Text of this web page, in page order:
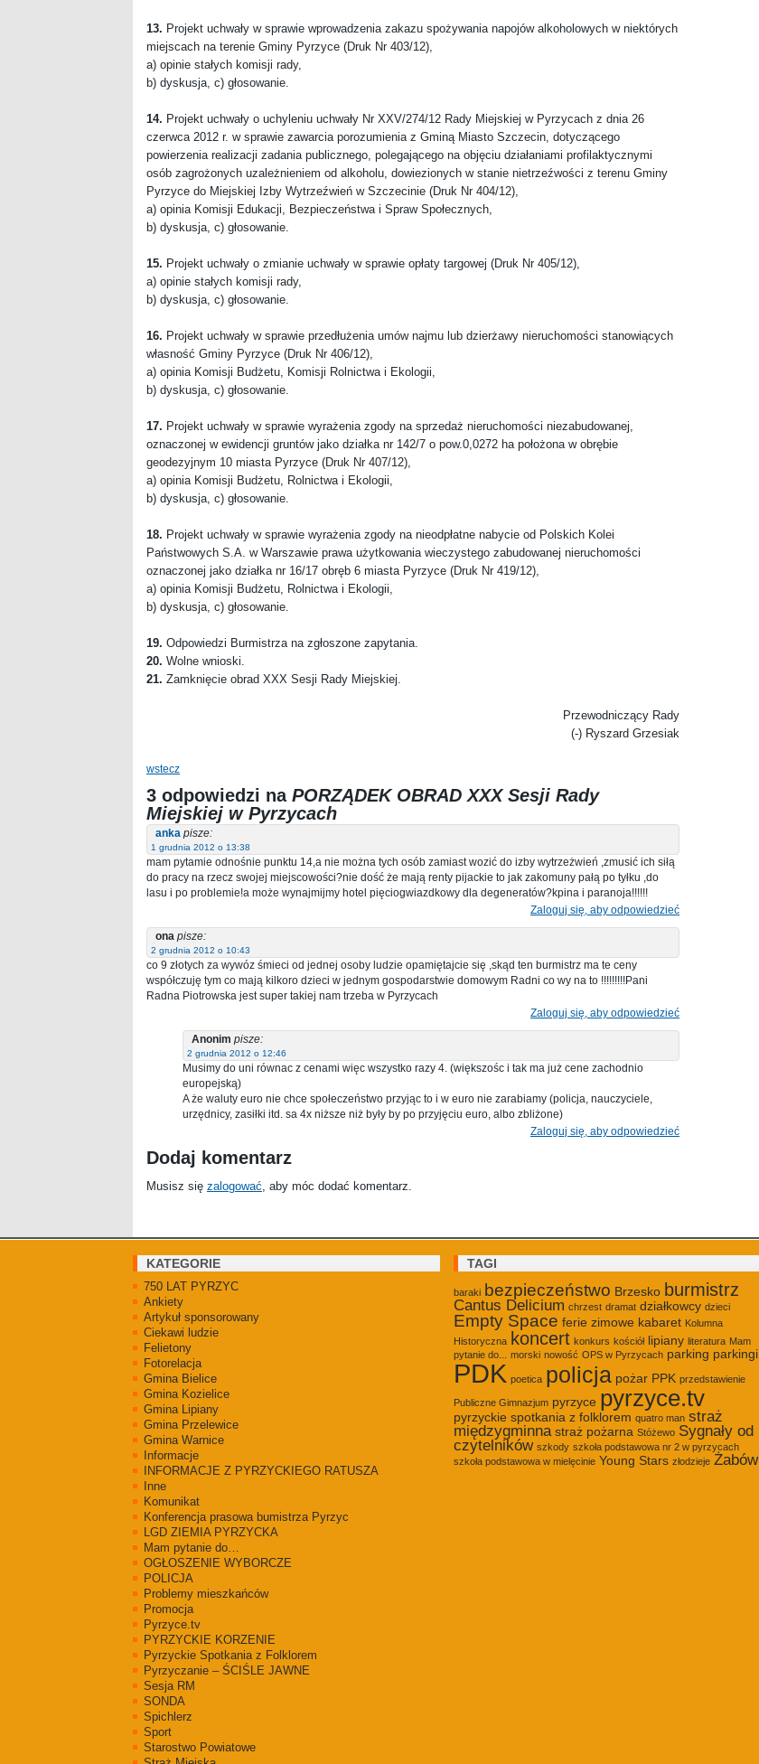
13. Projekt uchwały w sprawie wprowadzenia zakazu spożywania napojów alkoholowych w niektórych
miejscach na terenie Gminy Pyrzyce (Druk Nr 403/12),
a) opinie stałych komisji rady,
b) dyskusja, c) głosowanie.
14. Projekt uchwały o uchyleniu uchwały Nr XXV/274/12 Rady Miejskiej w Pyrzycach z dnia 26
czerwca 2012 r. w sprawie zawarcia porozumienia z Gminą Miasto Szczecin, dotyczącego
powierzenia realizacji zadania publicznego, polegającego na objęciu działaniami profilaktycznymi
osób zagrożonych uzależnieniem od alkoholu, dowiezionych w stanie nietrzeźwości z terenu Gminy
Pyrzyce do Miejskiej Izby Wytrzeźwień w Szczecinie (Druk Nr 404/12),
a) opinia Komisji Edukacji, Bezpieczeństwa i Spraw Społecznych,
b) dyskusja, c) głosowanie.
15. Projekt uchwały o zmianie uchwały w sprawie opłaty targowej (Druk Nr 405/12),
a) opinie stałych komisji rady,
b) dyskusja, c) głosowanie.
16. Projekt uchwały w sprawie przedłużenia umów najmu lub dzierżawy nieruchomości stanowiących
własność Gminy Pyrzyce (Druk Nr 406/12),
a) opinia Komisji Budżetu, Komisji Rolnictwa i Ekologii,
b) dyskusja, c) głosowanie.
17. Projekt uchwały w sprawie wyrażenia zgody na sprzedaż nieruchomości niezabudowanej,
oznaczonej w ewidencji gruntów jako działka nr 142/7 o pow.0,0272 ha położona w obrębie
geodezyjnym 10 miasta Pyrzyce (Druk Nr 407/12),
a) opinia Komisji Budżetu, Rolnictwa i Ekologii,
b) dyskusja, c) głosowanie.
18. Projekt uchwały w sprawie wyrażenia zgody na nieodpłatne nabycie od Polskich Kolei
Państwowych S.A. w Warszawie prawa użytkowania wieczystego zabudowanej nieruchomości
oznaczonej jako działka nr 16/17 obręb 6 miasta Pyrzyce (Druk Nr 419/12),
a) opinia Komisji Budżetu, Rolnictwa i Ekologii,
b) dyskusja, c) głosowanie.
19. Odpowiedzi Burmistrza na zgłoszone zapytania.
20. Wolne wnioski.
21. Zamknięcie obrad XXX Sesji Rady Miejskiej.
Przewodniczący Rady
(-) Ryszard Grzesiak
wstecz
3 odpowiedzi na PORZĄDEK OBRAD XXX Sesji Rady
Miejskiej w Pyrzycach
anka pisze:
1 grudnia 2012 o 13:38
mam pytamie odnośnie punktu 14,a nie można tych osób zamiast wozić do izby wytrzeżwień ,zmusić ich siłą
do pracy na rzecz swojej miejscowości?nie dość że mają renty pijackie to jak zakomuny pałą po tyłku ,do
lasu i po problemie!a może wynajmijmy hotel pięciogwiazdkowy dla degeneratów?kpina i paranoja!!!!!!
Zaloguj się, aby odpowiedzieć
ona pisze:
2 grudnia 2012 o 10:43
co 9 złotych za wywóz śmieci od jednej osoby ludzie opamiętajcie się ,skąd ten burmistrz ma te ceny
współczuję tym co mają kilkoro dzieci w jednym gospodarstwie domowym Radni co wy na to !!!!!!!!!Pani
Radna Piotrowska jest super takiej nam trzeba w Pyrzycach
Zaloguj się, aby odpowiedzieć
Anonim pisze:
2 grudnia 2012 o 12:46
Musimy do uni równac z cenami więc wszystko razy 4. (większośc i tak ma już cene zachodnio
europejską)
A że waluty euro nie chce społeczeństwo przyjąc to i w euro nie zarabiamy (policja, nauczyciele,
urzędnicy, zasiłki itd. sa 4x niższe niż były by po przyjęciu euro, albo zbliżone)
Zaloguj się, aby odpowiedzieć
Dodaj komentarz
Musisz się zalogować , aby móc dodać komentarz.
KATEGORIE
750 LAT PYRZYC
Ankiety
Artykuł sponsorowany
Ciekawi ludzie
Felietony
Fotorelacja
Gmina Bielice
Gmina Kozielice
Gmina Lipiany
Gmina Przelewice
Gmina Warnice
Informacje
INFORMACJE Z PYRZYCKIEGO RATUSZA
Inne
Komunikat
Konferencja prasowa bumistrza Pyrzyc
LGD ZIEMIA PYRZYCKA
Mam pytanie do…
OGŁOSZENIE WYBORCZE
POLICJA
Problemy mieszkańców
Promocja
Pyrzyce.tv
PYRZYCKIE KORZENIE
Pyrzyckie Spotkania z Folklorem
Pyrzyczanie – ŚCIŚLE JAWNE
Sesja RM
SONDA
Spichlerz
Sport
Starostwo Powiatowe
TAGI
baraki bezpieczeństwo Brzesko burmistrz
Cantus Delicium chrzest dramat działkowcy dzieci
Empty Space ferie zimowe kabaret Kolumna
Historyczna koncert konkurs kościół lipiany literatura Mam
pytanie do...
morski nowość OPS w Pyrzycach parking parkingi
PDK poetica policja pożar PPK przedstawienie
Publiczne Gimnazjum pyrzyce pyrzyce.tv
pyrzyckie spotkania z folklorem quatro man straż
międzygminna straż pożarna Stóżewo Sygnały od
czytelników szkody szkoła podstawowa nr 2 w pyrzycach
szkoła podstawowa w mielęcinie Young Stars złodzieje Żabów